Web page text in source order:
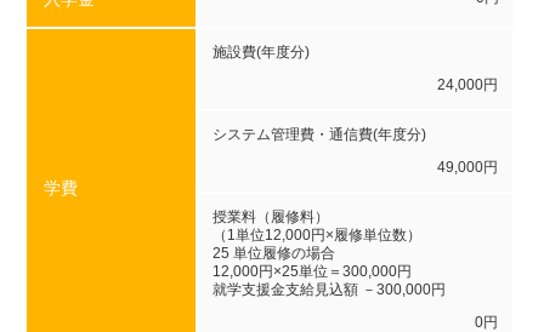
学費
施設費(年度分)
24,000円
システム管理費・通信費(年度分)
49,000円
授業料（履修料）
（1単位12,000円×履修単位数）
25 単位履修の場合
12,000円×25単位＝300,000円
就学支援金支給見込額 －300,000円
0円